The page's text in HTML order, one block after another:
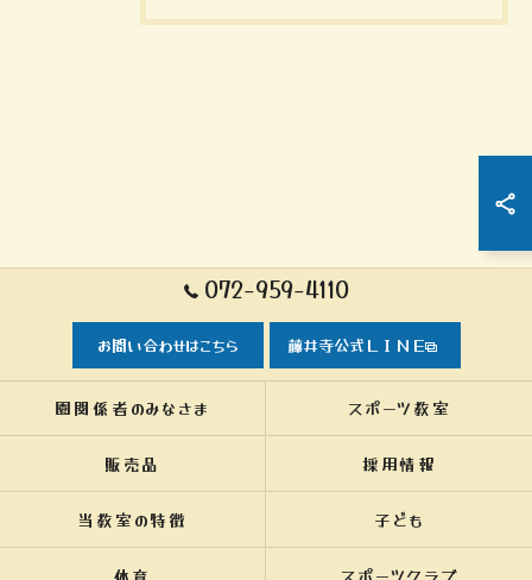
072-959-4110
お問い合わせはこちら 藤井寺公式ＬＩＮＥ
園関係者のみなさま スポーツ教室
販売品 採用情報
当教室の特徴 子ども
体育 スポーツクラブ